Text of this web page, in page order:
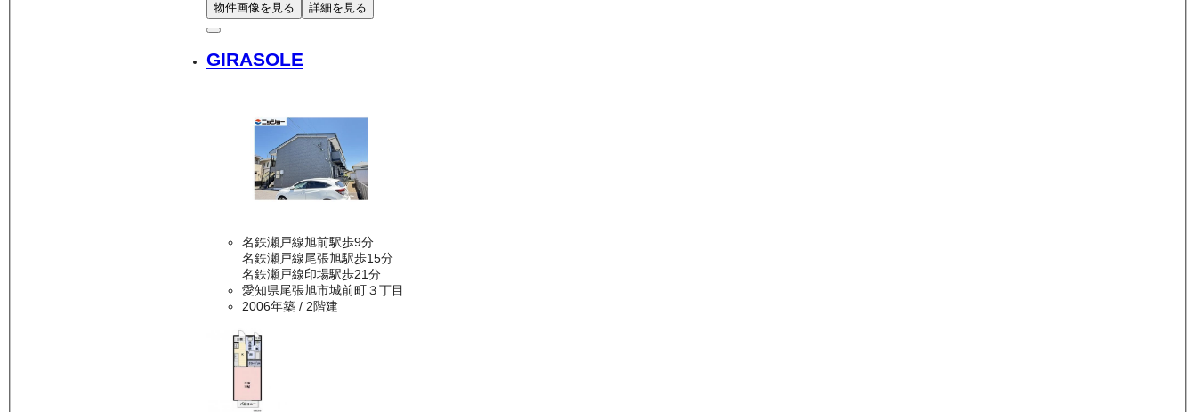
物件画像を見る 詳細を見る
GIRASOLE
名鉄瀬戸線旭前駅歩9分
名鉄瀬戸線尾張旭駅歩15分
名鉄瀬戸線印場駅歩21分
愛知県尾張旭市城前町３丁目
2006年築 / 2階建